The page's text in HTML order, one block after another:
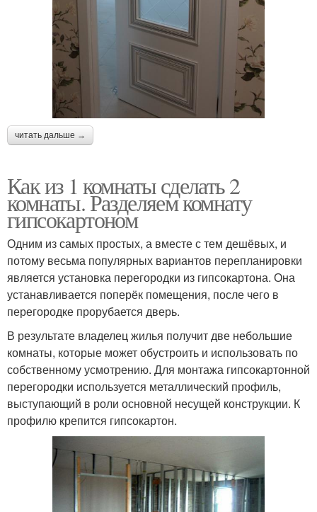
читать дальше →
Как из 1 комнаты сделать 2
комнаты. Разделяем комнату
гипсокартоном
Одним из самых простых, а вместе с тем дешёвых, и
потому весьма популярных вариантов перепланировки
является установка перегородки из гипсокартона. Она
устанавливается поперёк помещения, после чего в
перегородке прорубается дверь.
В результате владелец жилья получит две небольшие
комнаты, которые может обустроить и использовать по
собственному усмотрению. Для монтажа гипсокартонной
перегородки используется металлический профиль,
выступающий в роли основной несущей конструкции. К
профилю крепится гипсокартон.